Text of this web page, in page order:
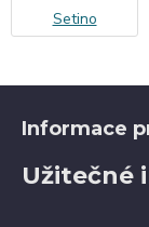
Setino
Informace
Užitečné